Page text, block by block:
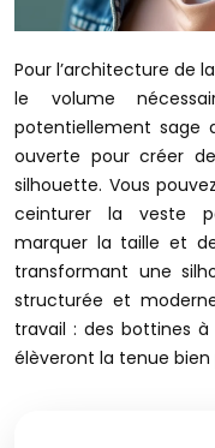
Pour l’architecture de
le volume
potentiellement sage
ouverte pour créer
silhouette. Vous
ceinturer la veste
marquer la taille et
transformant une
structurée et
travail : des bottines
élèveront la tenue bien